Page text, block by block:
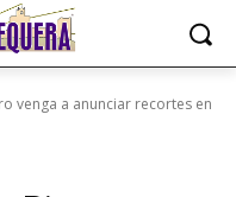
venga a anunciar recortes en